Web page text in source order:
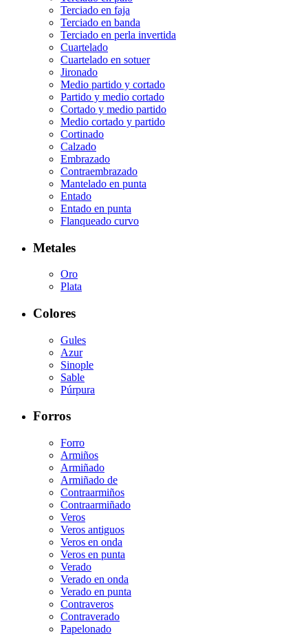
Terciado en faja
Terciado en banda
Terciado en perla invertida
Cuartelado
Cuartelado en sotuer
Jironado
Medio partido y cortado
Partido y medio cortado
Cortado y medio partido
Medio cortado y partido
Cortinado
Calzado
Embrazado
Contraembrazado
Mantelado en punta
Entado
Entado en punta
Flanqueado curvo
Metales
Oro
Plata
Colores
Gules
Azur
Sinople
Sable
Púrpura
Forros
Forro
Armiños
Armiñado
Armiñado de
Contraarmiños
Contraarmiñado
Veros
Veros antiguos
Veros en onda
Veros en punta
Verado
Verado en onda
Verado en punta
Contraveros
Contraverado
Papelonado